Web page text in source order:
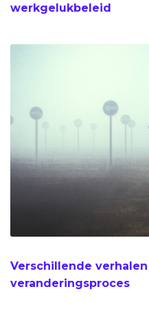
werkgelukbeleid
Verschillende
veranderingsproces